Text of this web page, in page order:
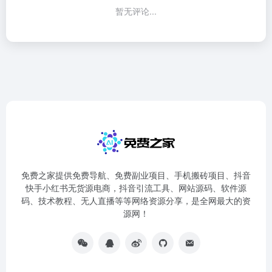
暂无评论...
免费之家提供免费导航、免费副业项目、手机搬砖项目、抖音
快手小红书无货源电商，抖音引流工具、网站源码、软件源
码、技术教程、无人直播等等网络资源分享，是全网最大的资
源网！